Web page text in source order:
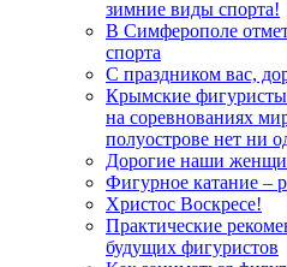
зимние виды спорта!
В Симферополе
спорта
С праздником вас,
Крымские фигуристы
на соревнованиях
полуострове нет ни
Дорогие наши
Фигурное катание –
Христос Воскресе!
Практические
будущих фигуристов